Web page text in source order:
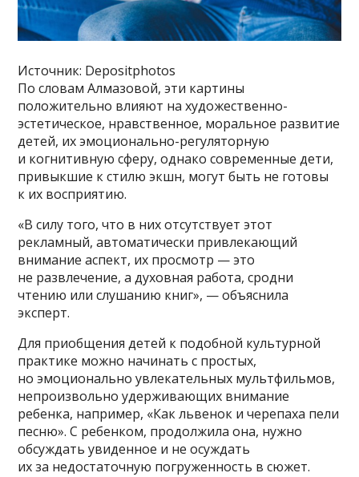
Источник: Depositphotos
По словам Алмазовой, эти картины
положительно влияют на художественно-
эстетическое, нравственное, моральное развитие
детей, их эмоционально-регуляторную
и когнитивную сферу, однако современные дети,
привыкшие к стилю экшн, могут быть не готовы
к их восприятию.
«В силу того, что в них отсутствует этот
рекламный, автоматически привлекающий
внимание аспект, их просмотр — это
не развлечение, а духовная работа, сродни
чтению или слушанию книг», — объяснила
эксперт.
Для приобщения детей к подобной культурной
практике можно начинать с простых,
но эмоционально увлекательных мультфильмов,
непроизвольно удерживающих внимание
ребенка, например, «Как львенок и черепаха пели
песню». С ребенком, продолжила она, нужно
обсуждать увиденное и не осуждать
их за недостаточную погруженность в сюжет.